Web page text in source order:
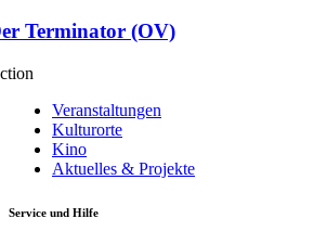
Terminator (OV)
Veranstaltungen
Kulturorte
Kino
Aktuelles & Projekte
Service und Hilfe